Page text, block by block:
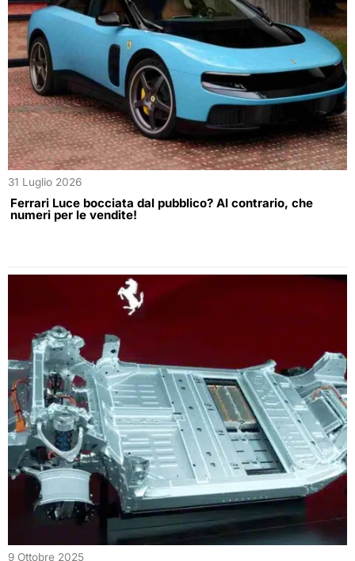
31 Luglio 2026
Ferrari Luce bocciata dal pubblico? Al contrario, che
numeri per le vendite!
9 Ottobre 2025